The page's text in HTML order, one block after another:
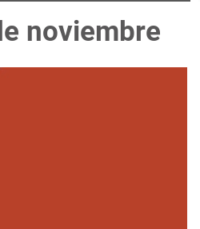
noviembre